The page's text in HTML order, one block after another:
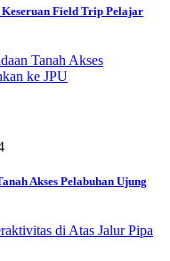
Field Trip Pelajar
Akses Pelabuhan Ujung